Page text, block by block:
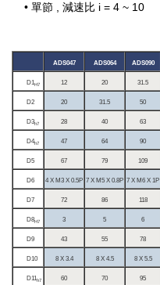
• 單節 , 減速比 i = 4 ~ 10
ADS047 ADS064 ADS090
D1H7 12 20 31.5
D2 20 31.5 50
D3h7 28 40 63
D4h7 47 64 90
D5 67 79 109
D6 4 X M3 X 0.5P 7 X M5 X 0.8P 7 X M6 X 1P
D7 72 86 118
D8H7 3 5 6
D9 43 55 78
D10 8 X 3.4 8 X 4.5 8 X 5.5
D11h7 60 70 95